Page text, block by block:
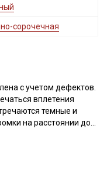
сорочечная
с учетом дефектов.
вплетения
темные и
на расстоянии до
ткани ±2см. Просим